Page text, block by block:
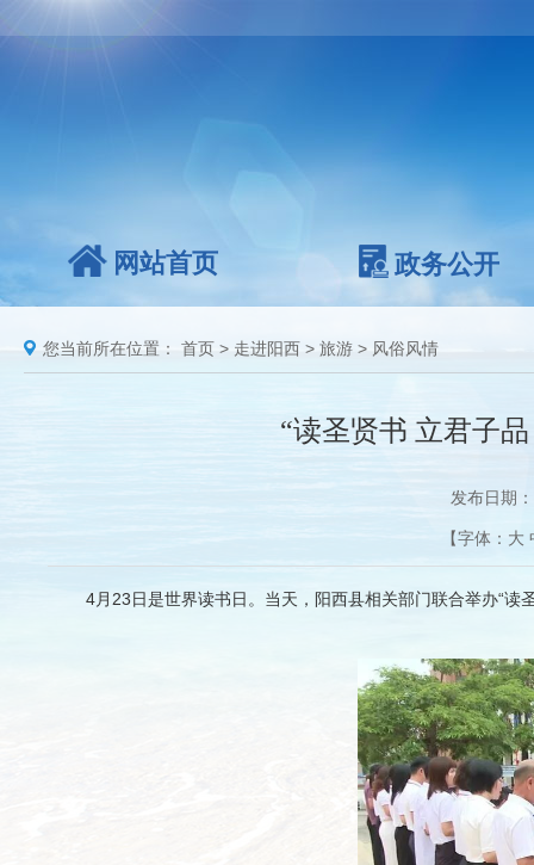
网站首页 政务公开
您当前所在位置： 首页 > 走进阳西 > 旅游 > 风俗风情
“读圣贤书 立君子
发布日期
【字体： 大
4月23日是世界读书日。当天，阳西县相关部门联合举办“